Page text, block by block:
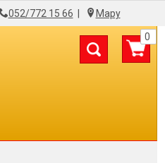
052/772 15 66 Mapy
0